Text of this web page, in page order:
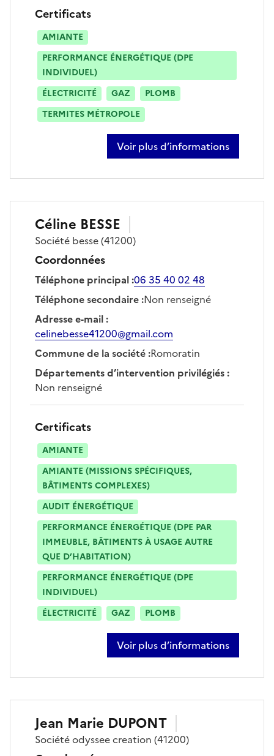
Certificats
AMIANTE
PERFORMANCE ÉNERGÉTIQUE (DPE
INDIVIDUEL)
ÉLECTRICITÉ
GAZ
PLOMB
TERMITES MÉTROPOLE
Voir plus d’informations
sur etienne petitjean
Céline BESSE
Société besse(41200)
Coordonnées
Téléphone principal:06 35 40 02 48
Téléphone secondaire:Non renseigné
Adresse e-mail:
celinebesse41200@gmail.com
Commune de la société:Romoratin
Départements d’intervention privilégiés:
Non renseigné
Certificats
AMIANTE
AMIANTE (MISSIONS SPÉCIFIQUES,
BÂTIMENTS COMPLEXES)
AUDIT ÉNERGÉTIQUE
PERFORMANCE ÉNERGÉTIQUE (DPE PAR
IMMEUBLE, BÂTIMENTS À USAGE AUTRE
QUE D’HABITATION)
PERFORMANCE ÉNERGÉTIQUE (DPE
INDIVIDUEL)
ÉLECTRICITÉ
GAZ PLOMB
Voir plus d’informations
sur céline besse
Jean Marie DUPONT
Sociétéodyssee creation (41200)